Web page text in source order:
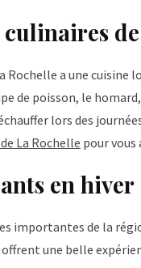
a une cuisine
de poisson, le
lors des
La Rochelle pour vous
en hiver
importantes de la
une belle